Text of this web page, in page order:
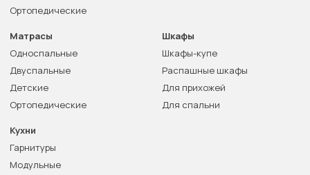
Ортопедические
Матрасы
Односпальные
Двуспальные
Детские
Ортопедические
Шкафы
Шкафы-купе
Распашные шкафы
Для прихожей
Для спальни
Кухни
Гарнитуры
Модульные